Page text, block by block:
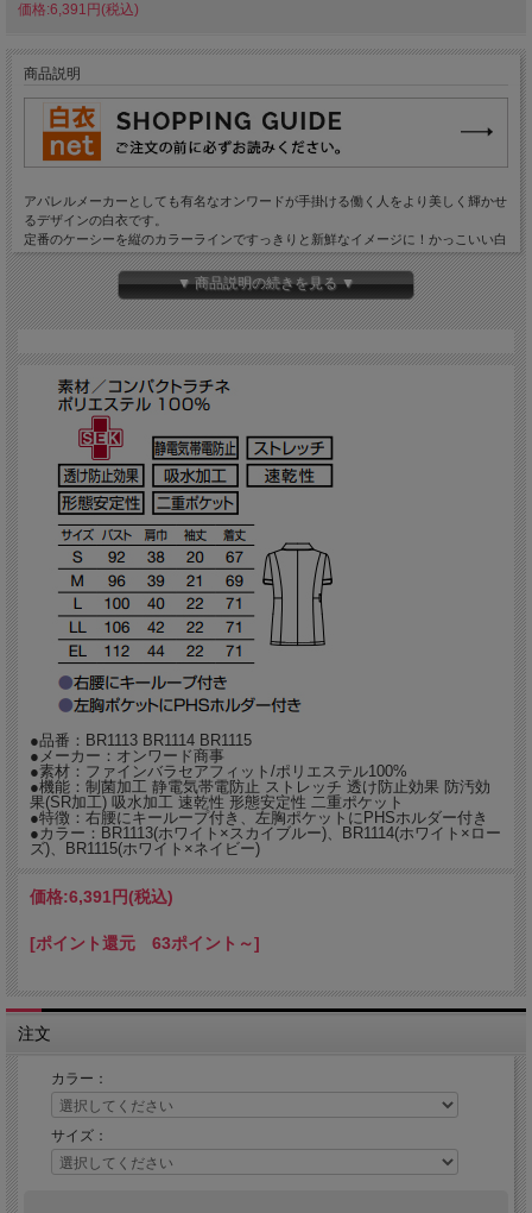
価格:6,391円(税込)
商品説明
アパレルメーカーとしても有名なオンワードが手掛ける働く人をより美しく輝かせ
るデザインの白衣です。
定番のケーシーを縦のカラーラインですっきりと新鮮なイメージに！かっこいい白
衣。
男女ペアで揃えることもできるシリーズです。
素材にはファインバラセアフィットを使用。
で心地よく着用できます。
ド、クーリング効果などの機能を備えています。
●制菌加工：JTETC(繊維評価技術協議会)認証素材。繊維状の黄色ぶどう球菌、肺
炎桿菌、MRSAなどの増殖を抑制。耐久性、衛生面での信頼性は抜群。
●静電気帯電防止：ホワイトカーボンを使用した導電性繊維を採用し、制電性を高
めて静電気の発生を抑制。まとわりつきやホコリの吸着も抑えます。
●ストレッチ：洗濯耐久性のあるストレッチ素材を採用。自然に体になじんで動き
やすく、ハードな現場での仕事をサポート。
●透け防止効果：酸化チタン配合のフルダル糸を採用することで、軽い素材でも充
分な透け防止効果を発揮。気になるインナーウェアの透けを予防。
●防汚効果(SR加工)：汚れをつきにくくし、落ちにくい油分なども洗濯で容易に落
ちやすい加工をプラス。洗濯耐久性もあり、効果は長く持続。
●吸水加工：吸水性を高める織構造や、ポリエステルの吸水性の改質加工により汗
をすばやく吸収。汗をかいても快適な着用感を保ちます。
●速乾性：吸収した汗をすばやく発散させる機能。体を冷やさず、快適な着心地を
持続します。洗濯時の乾燥時間の短縮にも効果を発揮。
★パンツはこちら
PO2016 オンワード ナースパンツ
★男性用もございます
BR4009 オンワード ケーシー白衣 男性用
★他のオンワード製品もぜひご覧ください
オンワード(ONWARD)のメディカルウェア・白衣
▼ 商品説明の続きを見る ▼
●品番：BR1113 BR1114 BR1115
●メーカー：オンワード商事
●素材：ファインバラセアフィット/ポリエステル100%
●機能：制菌加工 静電気帯電防止 ストレッチ 透け防止効果 防汚効
果(SR加工) 吸水加工 速乾性 形態安定性 二重ポケット
●特徴：右腰にキーループ付き、左胸ポケットにPHSホルダー付き
●カラー：BR1113(ホワイト×スカイブルー)、BR1114(ホワイト×ロー
ズ)、BR1115(ホワイト×ネイビー)
価格:6,391円(税込)
[ポイント還元 63ポイント～]
注文
カラー：
サイズ：